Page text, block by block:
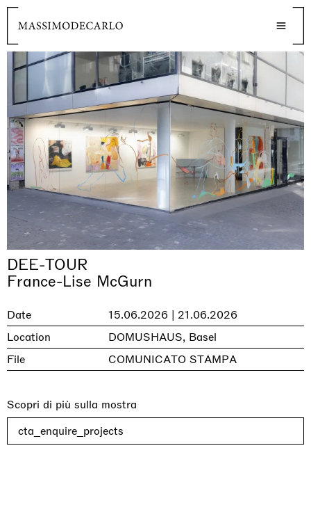
DEE-TOUR
France-Lise McGurn
Date
15.06.2026 | 21.06.2026
Location
DOMUSHAUS, Basel
File
COMUNICATO STAMPA
Scopri di più sulla mostra
cta_enquire_projects